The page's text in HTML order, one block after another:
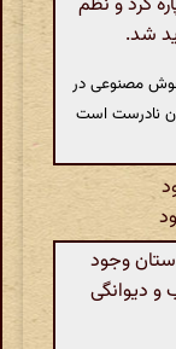
شد.
مصنوعی در
نادرست است
وجود
دیوانگی